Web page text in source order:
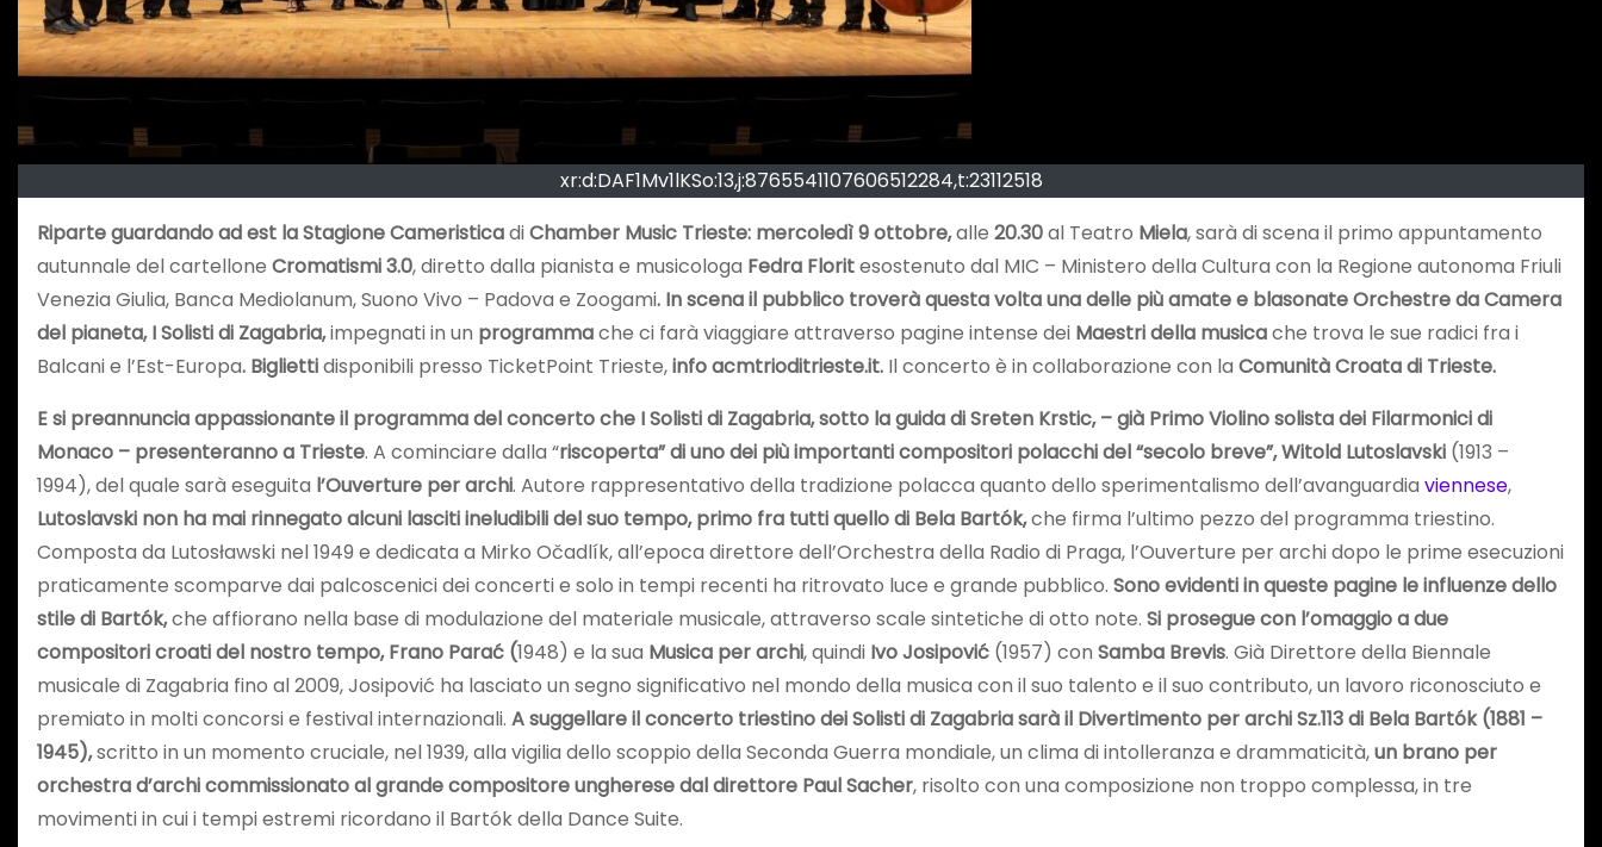
xr:d:DAF1Mv1lKSo:13,j:8765541107606512284,t:23112518
Riparte guardando ad est la Stagione CameristicadiChamber Music Trieste: mercoledì 9 ottobre,alle 20.30al Teatro Miela, sarà di scena il primo appuntamento
autunnale del cartellone Cromatismi 3.0, diretto dalla pianista e musicologa Fedra Floritesostenuto dal MIC – Ministero della Cultura con la Regione autonoma Friuli
Venezia Giulia, Banca Mediolanum, Suono Vivo – Padova e Zoogami. In scena il pubblico troverà questa volta una delle più amate e blasonate Orchestre da Camera
del pianeta, I Solisti di Zagabria,impegnati in un programmache ci farà viaggiare attraverso pagine intense dei Maestri della musicache trova le sue radici fra i
Balcani e l’Est-Europa. Bigliettidisponibili presso TicketPoint Trieste,info acmtrioditrieste.it. Il concerto è in collaborazione con la Comunità Croata di Trieste.
E si preannuncia appassionante il programma del concerto che I Solisti di Zagabria, sotto la guida di Sreten Krstic, – già Primo Violino solista dei Filarmonici di
Monaco – presenteranno a Trieste. A cominciare dalla “riscoperta” di uno dei più importanti compositori polacchi del “secolo breve”, Witold Lutoslavski (1913 –
1994), del quale sarà eseguita l’Ouverture per archi. Autore rappresentativo della tradizione polacca quanto dello sperimentalismo dell’avanguardia viennese,
Lutoslavski non ha mai rinnegato alcuni lasciti ineludibili del suo tempo, primo fra tutti quello di Bela Bartók,che firma l’ultimo pezzo del programma triestino.
Composta da Lutosławski nel 1949 e dedicata a Mirko Očadlík, all’epoca direttore dell’Orchestra della Radio di Praga, l’Ouverture per archi dopo le prime esecuzioni
praticamente scomparve dai palcoscenici dei concerti e solo in tempi recenti ha ritrovato luce e grande pubblico. Sono evidenti in queste pagine le influenze dello
stile di Bartók,che affiorano nella base di modulazione del materiale musicale, attraverso scale sintetiche di otto note. Si prosegue con l’omaggio a due
compositori croati del nostro tempo, Frano Parać (1948) e la sua Musica per archi, quindi Ivo Josipović (1957) con Samba Brevis. Già Direttore della Biennale
musicale di Zagabria fino al 2009, Josipović ha lasciato un segno significativo nel mondo della musica con il suo talento e il suo contributo, un lavoro riconosciuto e
premiato in molti concorsi e festival internazionali. A suggellare il concerto triestino dei Solisti di Zagabria sarà il Divertimento per archi Sz.113 di Bela Bartók (1881 –
1945),scritto in un momento cruciale, nel 1939, alla vigilia dello scoppio della Seconda Guerra mondiale, un clima di intolleranza e drammaticità,un brano per
orchestra d’archi commissionato al grande compositore ungherese dal direttore Paul Sacher, risolto con una composizione non troppo complessa, in tre
movimenti in cui i tempi estremi ricordano il Bartók della Dance Suite.